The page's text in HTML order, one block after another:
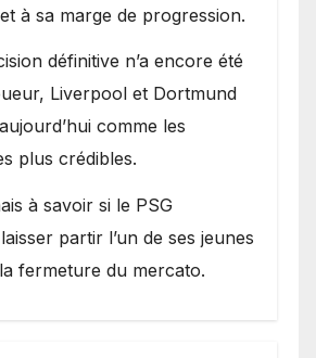
à sa marge de progression.
définitive n’a encore été
Liverpool et Dortmund
comme les
plus crédibles.
à savoir si le PSG
partir l’un de ses jeunes
fermeture du mercato.